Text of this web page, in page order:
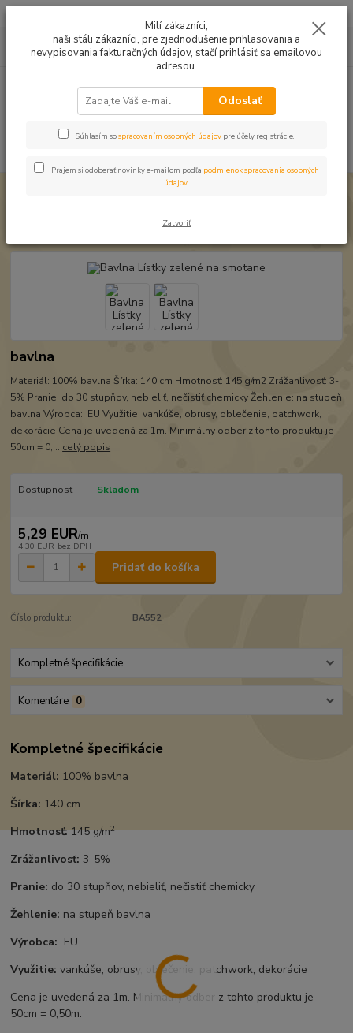
0949224331
9:00 -14:30
za0,00 EUR
Bavlna Lístky zelené na smotane
Bavlna Lístky zelené na smotane
bavlna
Materiál: 100% bavlna Šírka: 140 cm Hmotnosť: 145 g/m2 Zrážanlivosť: 3-
5% Pranie: do 30 stupňov, nebieliť, nečistiť chemicky Žehlenie: na stupeň
bavlna Výrobca: EU Využitie: vankúše, obrusy, oblečenie, patchwork,
dekorácie Cena je uvedená za 1m. Minimálny odber z tohto produktu je
50cm = 0,... celý popis
Dostupnosť Skladom
5,29 EUR/m
4,30 EUR bez DPH
Pridať do košíka
Číslo produktu: BA552
Kompletné špecifikácie
Komentáre 0
Kompletné špecifikácie
Materiál: 100% bavlna
Šírka: 140 cm
Hmotnosť:145 g/m2
Zrážanlivosť: 3-5%
Pranie: do 30 stupňov, nebieliť, nečistiť chemicky
Žehlenie: na stupeň bavlna
Výrobca: EU
Využitie: vankúše, obrusy, oblečenie, patchwork, dekorácie
Cena je uvedená za 1m. Minimálny odber z tohto produktu je
50cm = 0,50m.
Milí zákazníci,
naši stáli zákazníci, pre zjednodušenie prihlasovania a
nevypisovania fakturačných údajov, stačí prihlásiť sa emailovou
adresou.
Odoslať
Súhlasím sospracovaním osobných údajov pre účely registrácie.
Prajem si odoberať novinky e-mailom podľa podmienok spracovania osobných
údajov.
Zatvoriť